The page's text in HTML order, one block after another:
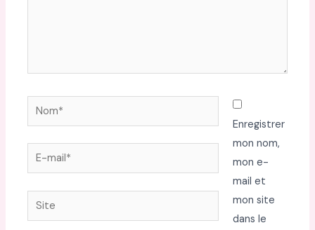
Nom*
E-
mail*
Site
Enregistrer
mon nom,
mon e-
mail et
mon site
dans le